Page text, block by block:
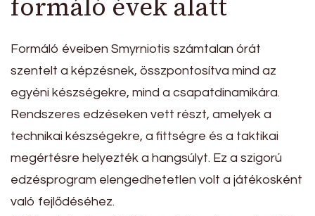
formáló évek alatt
Formáló éveiben Smyrniotis számtalan órát
szentelt a képzésnek, összpontosítva mind az
egyéni készségekre, mind a csapatdinamikára.
Rendszeres edzéseken vett részt, amelyek a
technikai készségekre, a fittségre és a taktikai
megértésre helyezték a hangsúlyt. Ez a szigorú
edzésprogram elengedhetetlen volt a játékosként
való fejlődéséhez.